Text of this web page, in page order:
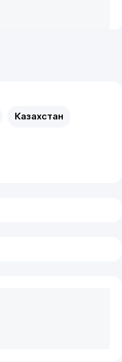
Казахстан